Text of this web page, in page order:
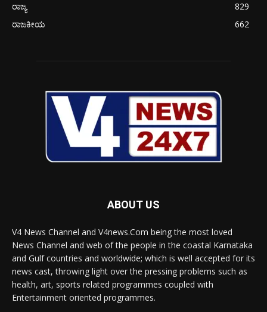
ರಾಜ್ಯ
829
ರಾಜಕೀಯ
662
ABOUT US
V4 News Channel and V4news.Com being the most loved
News Channel and web of the people in the coastal Karnataka
and Gulf countries and worldwide; which is well accepted for its
news cast, throwing light over the pressing problems such as
health, art, sports related programmes coupled with
Entertainment oriented programmes.